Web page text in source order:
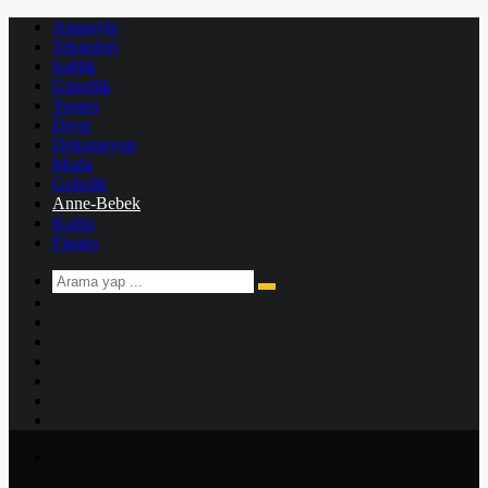
Anasayfa
Teknoloji
Sağlık
Güzellik
Yaşam
Diyet
Dekorasyon
Moda
Gebelik
Anne-Bebek
Kadın
Finans
Arama